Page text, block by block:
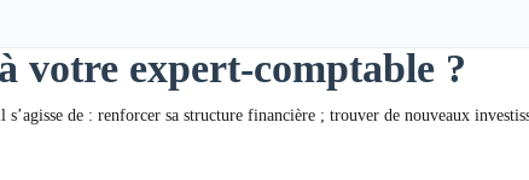
votre expert-comptable ?
de : renforcer sa structure financière ; trouver de nouveaux